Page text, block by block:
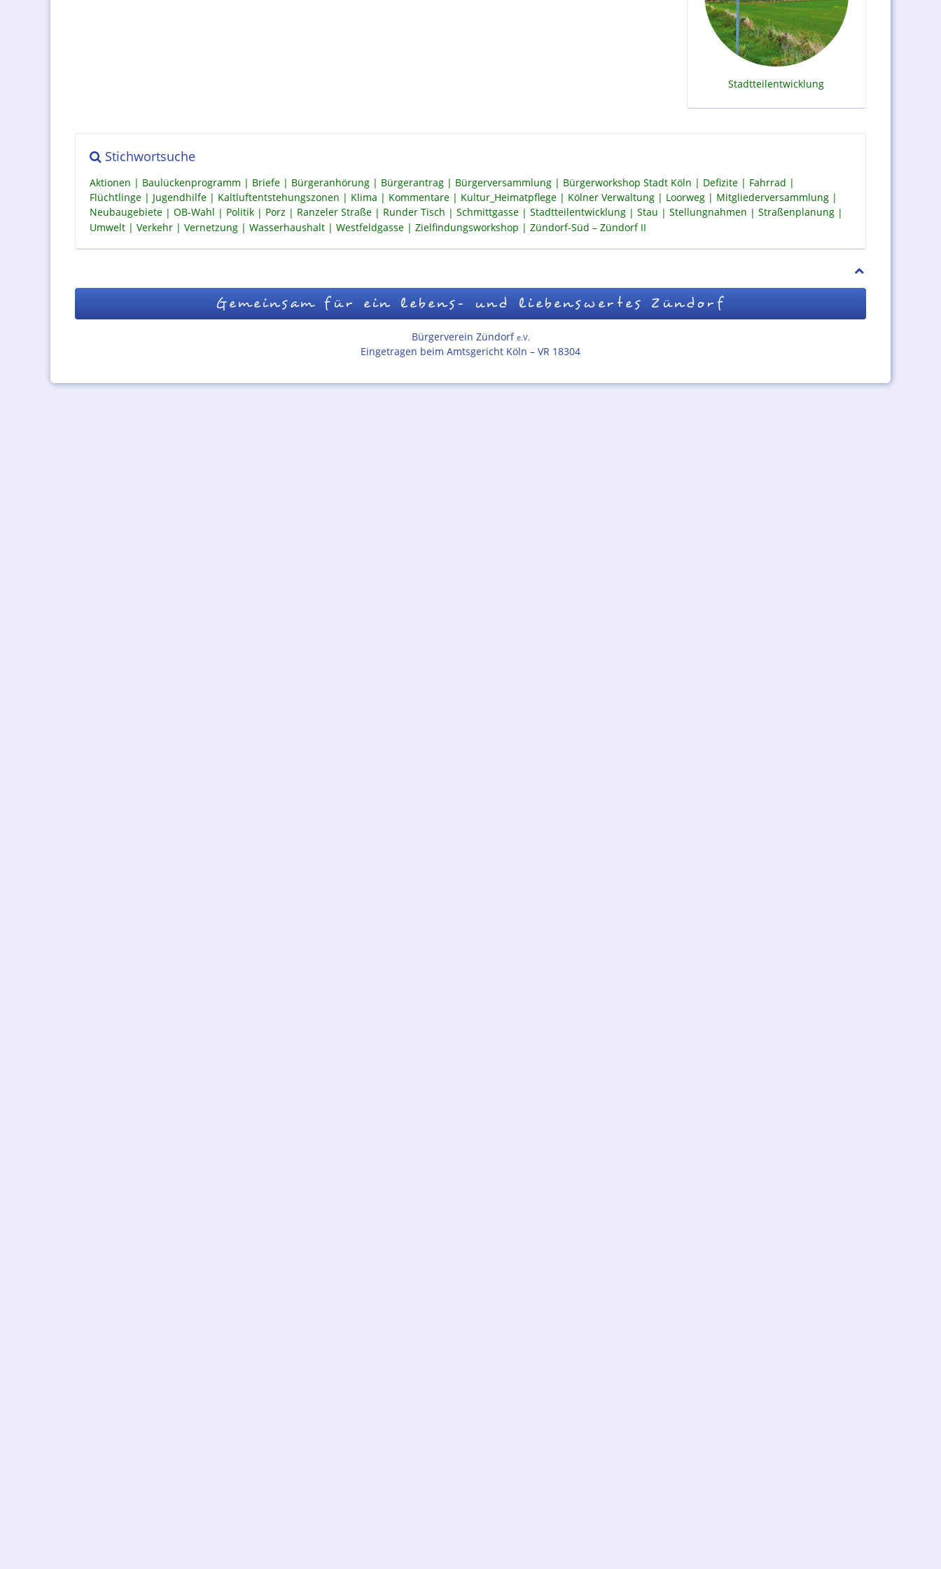
Stadtteilentwicklung
Stichwortsuche
Aktionen Baulückenprogramm Briefe Bürgeranhörung Bürgerantrag Bürgerversammlung Bürgerworkshop Stadt Köln Defizite
Fahrrad
Flüchtlinge
Jugendhilfe Kaltluftentstehungszonen Klima Kommentare Kultur_Heimatpflege Kölner Verwaltung Loorweg
Mitgliederversammlung
Neubaugebiete
OB-Wahl Politik Porz Ranzeler Straße Runder Tisch Schmittgasse Stadtteilentwicklung Stau Stellungnahmen
Straßenplanung
Umwelt
Verkehr Vernetzung Wasserhaushalt Westfeldgasse Zielfindungsworkshop Zündorf-Süd – Zündorf II
Gemeinsam für ein lebens- und liebenswertes Zündorf
Bürgerverein Zündorf e.V.
Eingetragen beim Amtsgericht Köln – VR 18304